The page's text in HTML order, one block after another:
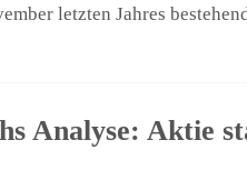
letzten Jahres
Analyse: Aktie